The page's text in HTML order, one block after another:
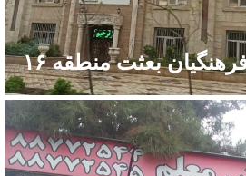
بعثت منطقه ۱۶